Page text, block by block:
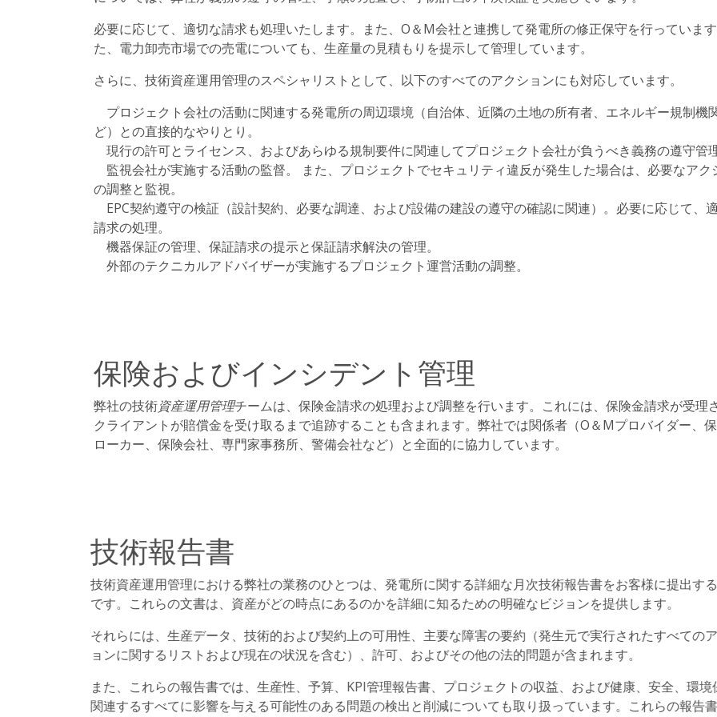
必要に応じて、適切な請求も処理いたします。また、O＆M会社と連携して発電所の修正保守を行っていま
た、電力卸売市場での売電についても、生産量の見積もりを提示して管理しています。
さらに、技術資産運用管理のスペシャリストとして、以下のすべてのアクションにも対応しています。
プロジェクト会社の活動に関連する発電所の周辺環境（自治体、近隣の土地の所有者、エネルギー規制機
ど）との直接的なやりとり。
現行の許可とライセンス、およびあらゆる規制要件に関連してプロジェクト会社が負うべき義務の遵守管理
監視会社が実施する活動の監督。 また、プロジェクトでセキュリティ違反が発生した場合は、必要なアク
の調整と監視。
EPC契約遵守の検証（設計契約、必要な調達、および設備の建設の遵守の確認に関連）。必要に応じて、
請求の処理。
機器保証の管理、保証請求の提示と保証請求解決の管理。
外部のテクニカルアドバイザーが実施するプロジェクト運営活動の調整。
保険およびインシデント管理
弊社の技術資産運用管理チームは、保険金請求の処理および調整を行います。これには、保険金請求が受理さ
クライアントが賠償金を受け取るまで追跡することも含まれます。弊社では関係者（O＆Mプロバイダー、
ローカー、保険会社、専門家事務所、警備会社など）と全面的に協力しています。
技術報告書
技術資産運用管理における弊社の業務のひとつは、発電所に関する詳細な月次技術報告書をお客様に提出す
です。これらの文書は、資産がどの時点にあるのかを詳細に知るための明確なビジョンを提供します。
それらには、生産データ、技術的および契約上の可用性、主要な障害の要約（発生元で実行されたすべての
ョンに関するリストおよび現在の状況を含む）、許可、およびその他の法的問題が含まれます。
また、これらの報告書では、生産性、予算、KPI管理報告書、プロジェクトの収益、および健康、安全、環境
関連するすべてに影響を与える可能性のある問題の検出と削減についても取り扱っています。これらの報告